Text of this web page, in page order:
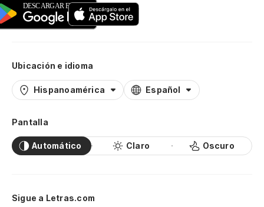
Ubicación e idioma
Hispanoamérica Español
Pantalla
Automático Claro Oscuro
Sigue a Letras.com